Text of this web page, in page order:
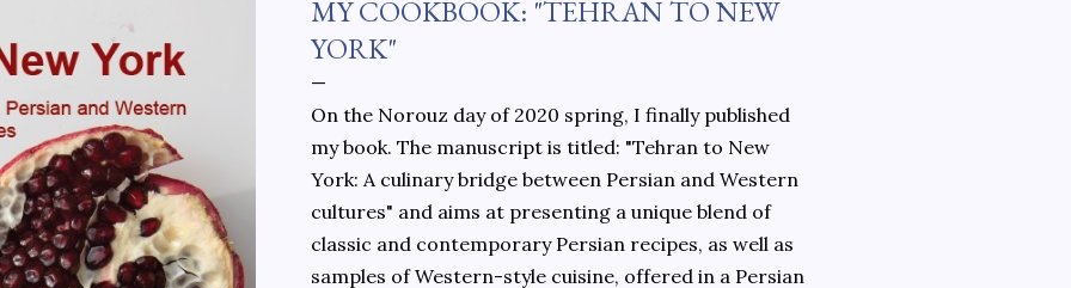
MY COOKBOOK: "TEHRAN TO NEW
YORK"
On the Norouz day of 2020 spring, I finally published
my book. The manuscript is titled: "Tehran to New
York: A culinary bridge between Persian and Western
cultures" and aims at presenting a unique blend of
classic and contemporary Persian recipes, as well as
samples of Western-style cuisine, offered in a Persian